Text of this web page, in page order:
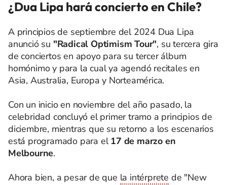
¿Dua Lipa hará concierto en Chile?
A principios de septiembre del 2024 Dua Lipa
anunció su "Radical Optimism Tour", su tercera gira
de conciertos en apoyo para su tercer álbum
homónimo y para la cual ya agendó recitales en
Asia, Australia, Europa y Norteamérica.
Con un inicio en noviembre del año pasado, la
celebridad concluyó el primer tramo a principios de
diciembre, mientras que su retorno a los escenarios
está programado para el 17 de marzo en
Melbourne.
Ahora bien, a pesar de que la intérprete de "New